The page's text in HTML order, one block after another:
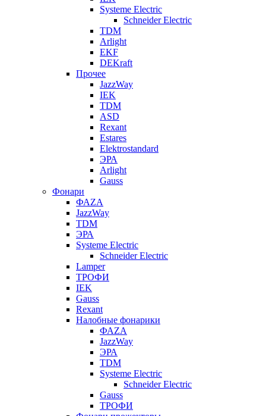
Systeme Electric
Schneider Electric
TDM
Arlight
EKF
DEKraft
Прочее
JazzWay
IEK
TDM
ASD
Rexant
Estares
Elektrostandard
ЭРА
Arlight
Gauss
Фонари
ФАZА
JazzWay
TDM
ЭРА
Systeme Electric
Schneider Electric
Lamper
ТРОФИ
IEK
Gauss
Rexant
Налобные фонарики
ФАZА
JazzWay
ЭРА
TDM
Systeme Electric
Schneider Electric
Gauss
ТРОФИ